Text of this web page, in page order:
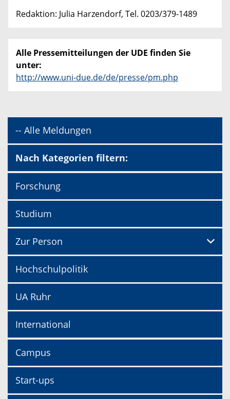
Redaktion: Julia Harzendorf, Tel. 0203/379-1489
Alle Pressemitteilungen der UDE finden Sie
unter:
http://www.uni-due.de/de/presse/pm.php
-- Alle Meldungen
Nach Kategorien filtern:
Forschung
Studium
Zur Person
Hochschulpolitik
UA Ruhr
International
Campus
Start-ups